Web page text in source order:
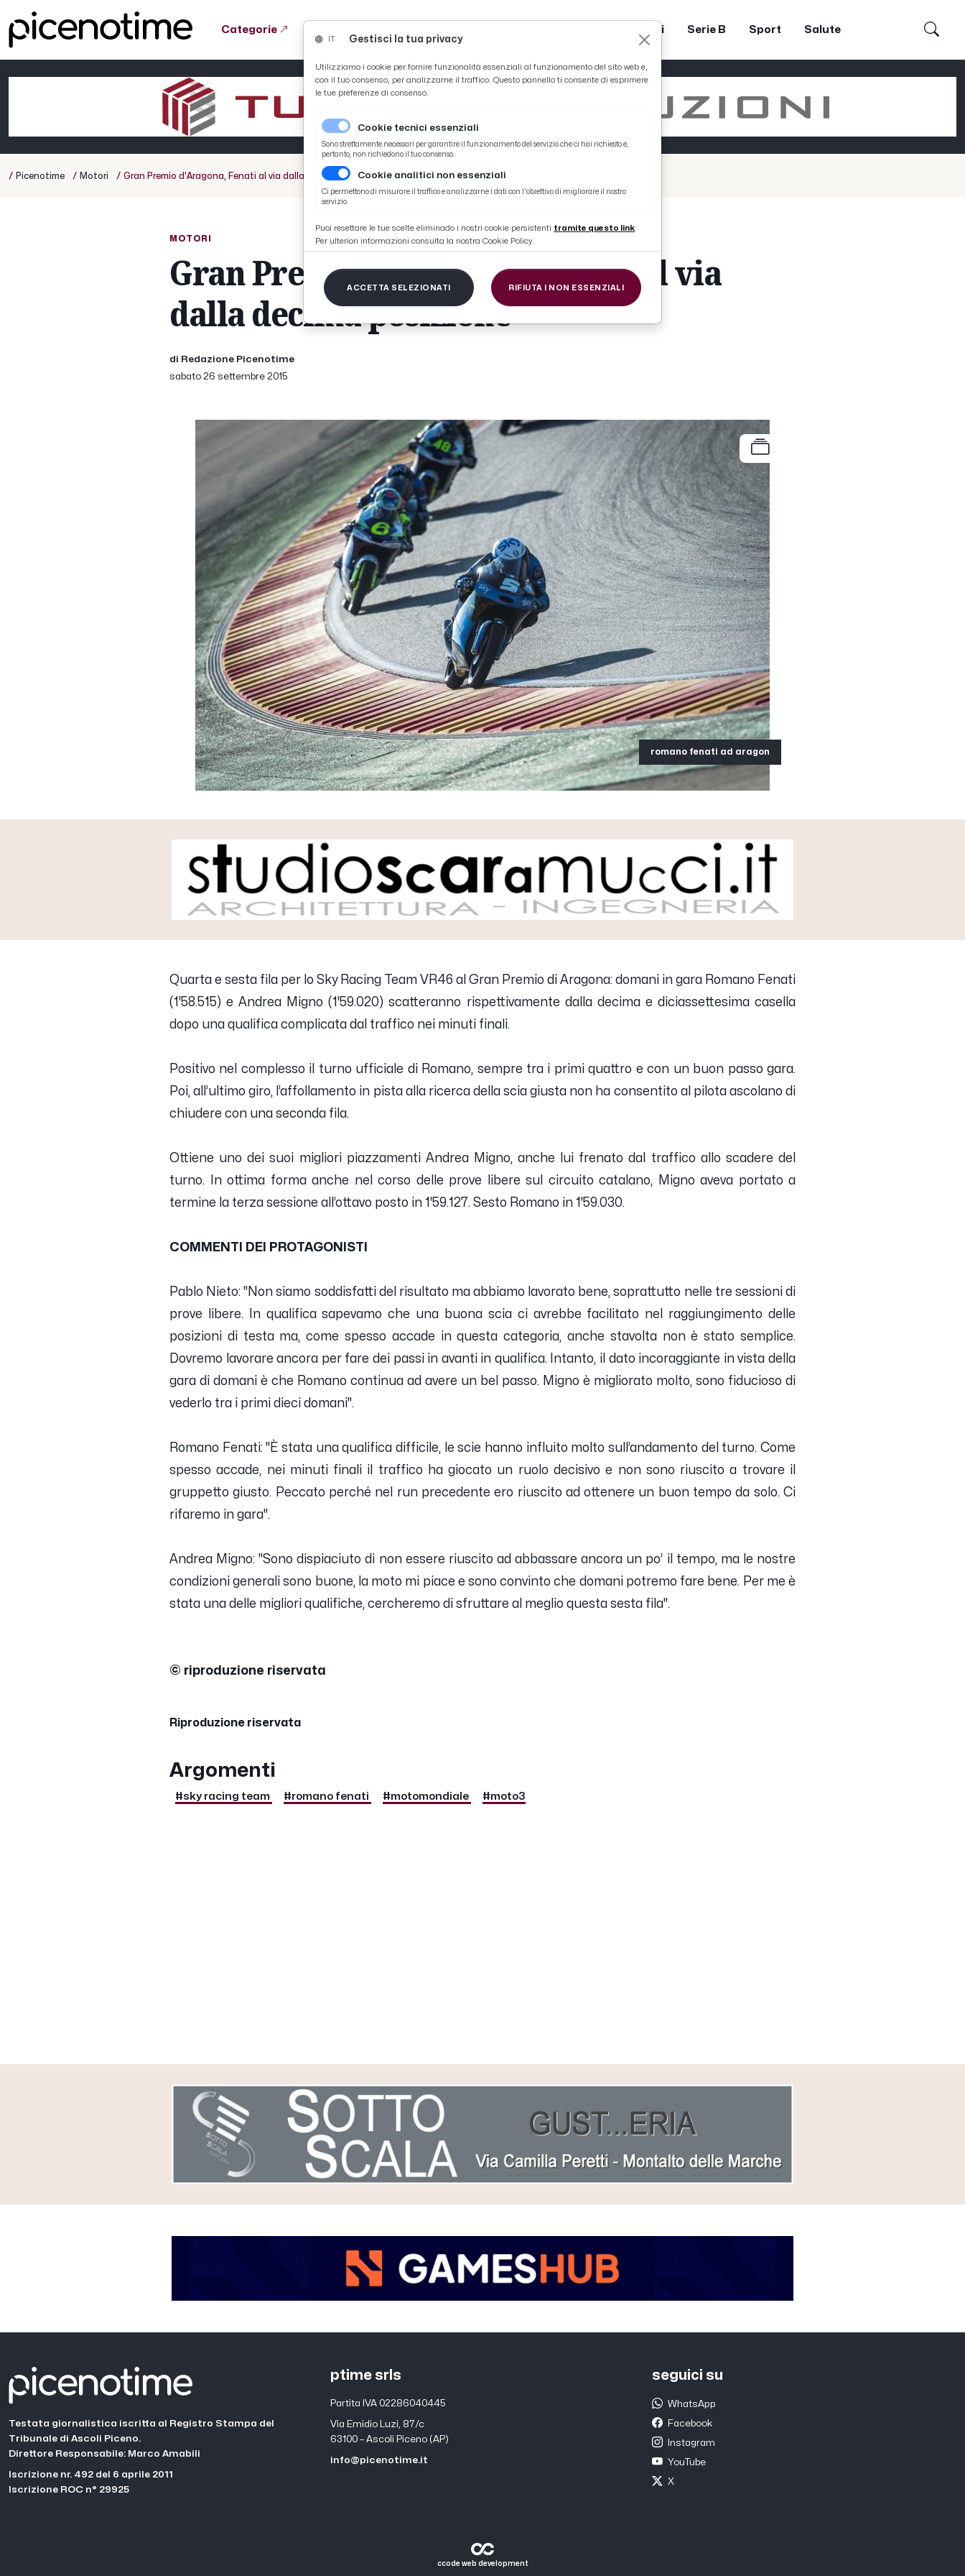
Categorie Coppa Teodori Serie B Sport Salute
/ Picenotime / Motori / Gran Premio d'Aragona, Fenati al via dalla decima posizione
MOTORI
Gran Premio d'Aragona, Fenati al via
dalla decima posizione
di Redazione Picenotime
sabato 26 settembre 2015
romano fenati ad aragon
Quarta e sesta fila per lo Sky Racing Team VR46 al Gran Premio di Aragona: domani in gara Romano Fenati
(1'58.515) e Andrea Migno (1'59.020) scatteranno rispettivamente dalla decima e diciassettesima casella
dopo una qualifica complicata dal traffico nei minuti finali.
Positivo nel complesso il turno ufficiale di Romano, sempre tra i primi quattro e con un buon passo gara.
Poi, all’ultimo giro, l’affollamento in pista alla ricerca della scia giusta non ha consentito al pilota ascolano di
chiudere con una seconda fila.
Ottiene uno dei suoi migliori piazzamenti Andrea Migno, anche lui frenato dal traffico allo scadere del
turno. In ottima forma anche nel corso delle prove libere sul circuito catalano, Migno aveva portato a
termine la terza sessione all’ottavo posto in 1'59.127. Sesto Romano in 1'59.030.
COMMENTI DEI PROTAGONISTI
Pablo Nieto: "Non siamo soddisfatti del risultato ma abbiamo lavorato bene, soprattutto nelle tre sessioni di
prove libere. In qualifica sapevamo che una buona scia ci avrebbe facilitato nel raggiungimento delle
posizioni di testa ma, come spesso accade in questa categoria, anche stavolta non è stato semplice.
Dovremo lavorare ancora per fare dei passi in avanti in qualifica. Intanto, il dato incoraggiante in vista della
gara di domani è che Romano continua ad avere un bel passo. Migno è migliorato molto, sono fiducioso di
vederlo tra i primi dieci domani".
Romano Fenati: "È stata una qualifica difficile, le scie hanno influito molto sull’andamento del turno. Come
spesso accade, nei minuti finali il traffico ha giocato un ruolo decisivo e non sono riuscito a trovare il
gruppetto giusto. Peccato perché nel run precedente ero riuscito ad ottenere un buon tempo da solo. Ci
rifaremo in gara".
Andrea Migno: "Sono dispiaciuto di non essere riuscito ad abbassare ancora un po’ il tempo, ma le nostre
condizioni generali sono buone, la moto mi piace e sono convinto che domani potremo fare bene. Per me è
stata una delle migliori qualifiche, cercheremo di sfruttare al meglio questa sesta fila".
© riproduzione riservata
Riproduzione riservata
Argomenti
#sky racing team #romano fenati #motomondiale #moto3
Testata giornalistica iscritta al Registro Stampa del
Tribunale di Ascoli Piceno.
Direttore Responsabile: Marco Amabili
Iscrizione nr. 492 del 6 aprile 2011
Iscrizione ROC n° 29925
ptime srls
Partita IVA 02286040445
Via Emidio Luzi, 87/c
63100 – Ascoli Piceno (AP)
info@picenotime.it
seguici su
WhatsApp
Facebook
Instagram
YouTube
X
ccode web development
Gestisci la tua privacy
Utilizziamo i cookie per fornire funzionalità essenziali al funzionamento del sito web e,
con il tuo consenso, per analizzarne il traffico. Questo pannello ti consente di esprimere
le tue preferenze di consenso.
Cookie tecnici essenziali
Sono strettamente necessari per garantire il funzionamento del servizio che ci hai richiesto e,
pertanto, non richiedono il tuo consenso.
Cookie analitici non essenziali
Ci permettono di misurare il traffico e analizzarne i dati con l'obiettivo di migliorare il nostro
servizio.
Puoi resettare le tue scelte eliminado i nostri cookie persistenti tramite questo link.
Per ulteriori informazioni consulta la nostra Cookie Policy.
ACCETTA SELEZIONATI RIFIUTA I NON ESSENZIALI